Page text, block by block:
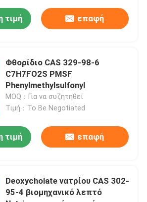
τιμή επαφή
Φθορίδιο CAS 329-98-6
C7H7FO2S PMSF
Phenylmethylsulfonyl
MOQ：Για να συζητηθεί
Τιμή：To Be Negotiated
τιμή επαφή
Deoxycholate νατρίου CAS 302-
95-4 βιομηχανικό λεπτό